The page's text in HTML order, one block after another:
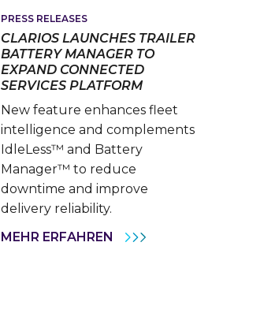
PRESS RELEASES
CLARIOS LAUNCHES TRAILER
BATTERY MANAGER TO
EXPAND CONNECTED
SERVICES PLATFORM
New feature enhances fleet
intelligence and complements
IdleLess™ and Battery
Manager™ to reduce
downtime and improve
delivery reliability.
MEHR ERFAHREN CLARIOS